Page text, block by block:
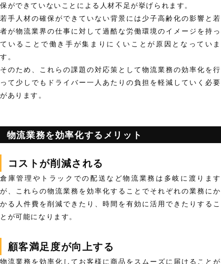
保ができていないことによる人材不足が挙げられます。
若手人材の確保ができていない背景には少子高齢化の影響と若
者が物流業界の仕事に対して過酷な労働環境のイメージを持っ
ていることで働き手が集まりにくいことが原因となっていま
す。
そのため、これらの課題の対応策として物流業務の効率化を行
って少しでもドライバー一人あたりの負担を軽減していく必要
があります。
物流業務を効率化するメリット
コストが削減される
倉庫管理やトラックでの配送など物流業務は多岐に渡ります
が、これらの物流業務を効率化することでそれぞれの業務にか
かる人件費を削減できたり、時間を有効に活用できたりするこ
とが可能になります。
顧客満足度が向上する
物流業務を効率化してお客様に商品をスムーズに届けることが